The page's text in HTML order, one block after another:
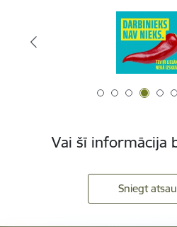
Vai šī informācija
Sniegt